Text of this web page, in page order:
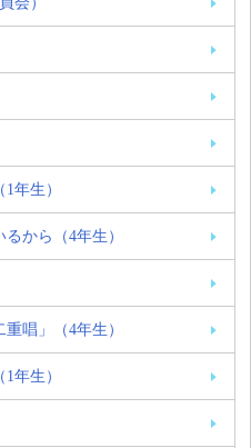
年生）
から（4年生）
唱」（4年生）
年生）